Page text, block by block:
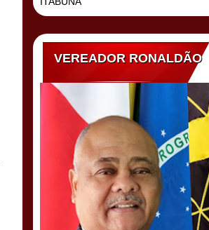
VEREADOR RONALDÃO